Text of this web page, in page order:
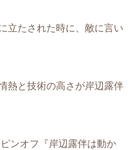
立たされた時に、敵に言い
熱と技術の高さが岸辺露伴
ンオフ『岸辺露伴は動か